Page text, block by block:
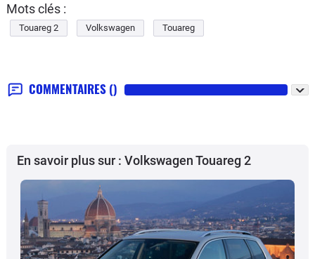
Mots clés :
Touareg 2 Volkswagen Touareg
COMMENTAIRES ()
En savoir plus sur : Volkswagen Touareg 2